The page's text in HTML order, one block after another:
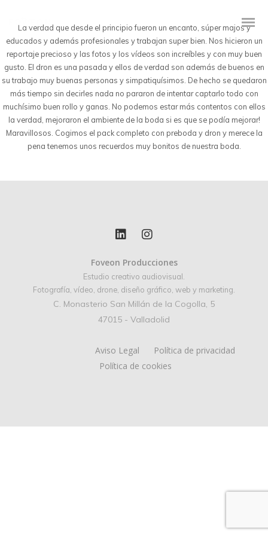
La verdad que desde el principio fueron un encanto, súper majos y
educados y además profesionales y trabajan super bien. Nos hicieron un
reportaje precioso y las fotos y los vídeos son increíbles y con muy buen
gusto. El dron es una pasada y ellos de verdad son además de buenos en
su trabajo muy buenas personas y simpatiquísimos. De hecho se quedaron
más tiempo sin decirles nada no pararon de intentar captarlo todo con
muchísimo buen rollo y ganas. No podemos estar más contentos con ellos
la verdad, mejoraron el ambiente de la boda si es que se podía mejorar!
Maravillosos. Cogimos el pack completo con preboda y dron y merece la
pena tenemos unos recuerdos muy bonitos de nuestra boda.
Foveon Producciones
Estudio creativo audiovisual.
Fotografía, vídeo, drone, diseño gráfico, web y marketing.
C. Monasterio San Millán de la Cogolla, 5
47015 - Valladolid
Aviso Legal
Política de privacidad
Política de cookies